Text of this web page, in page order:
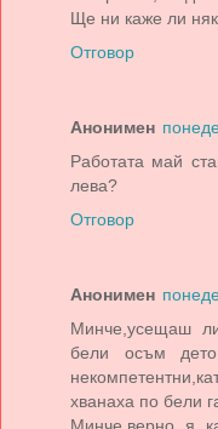
Ще ни каже ли
Отговор
Анонимен
Работата май
лева?
Отговор
Анонимен
Минче,усещаш
бели осъм
хванаха по бели
Минче,верно я